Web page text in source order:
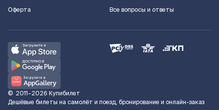
Оферта
Все вопросы и ответы
© 2011–2026 Купибилет
Дешёвые билеты на самолёт и поезд, бронирование и онлайн-заказ